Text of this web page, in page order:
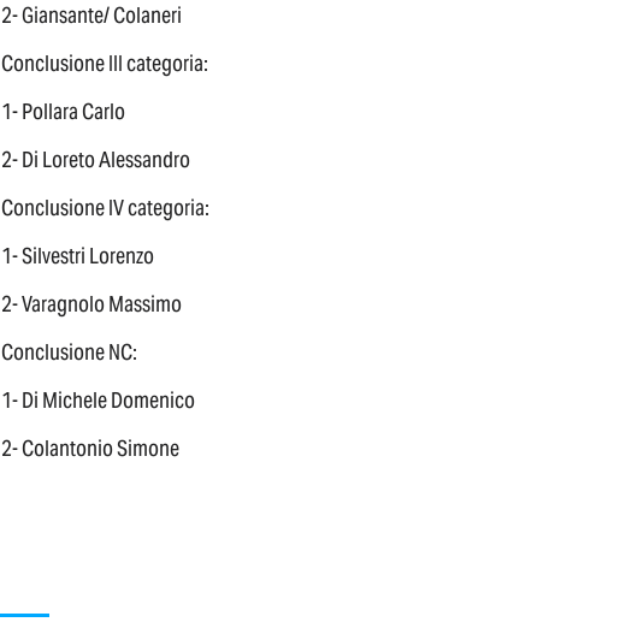
2- Giansante/ Colaneri
Conclusione III categoria:
1- Pollara Carlo
2- Di Loreto Alessandro
Conclusione IV categoria:
1- Silvestri Lorenzo
2- Varagnolo Massimo
Conclusione NC:
1- Di Michele Domenico
2- Colantonio Simone